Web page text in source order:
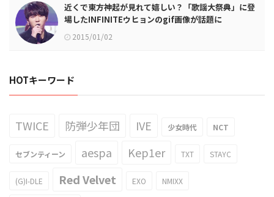
近くで東方神起が見れて嬉しい？「歌謡大祭典」に登
場したINFINITEウヒョンのgif画像が話題に
2015/01/02
HOTキーワード
TWICE 防弾少年団 IVE 少女時代 NCT
セブンティーン aespa Kep1er TXT STAYC
(G)I-DLE Red Velvet EXO NMIXX